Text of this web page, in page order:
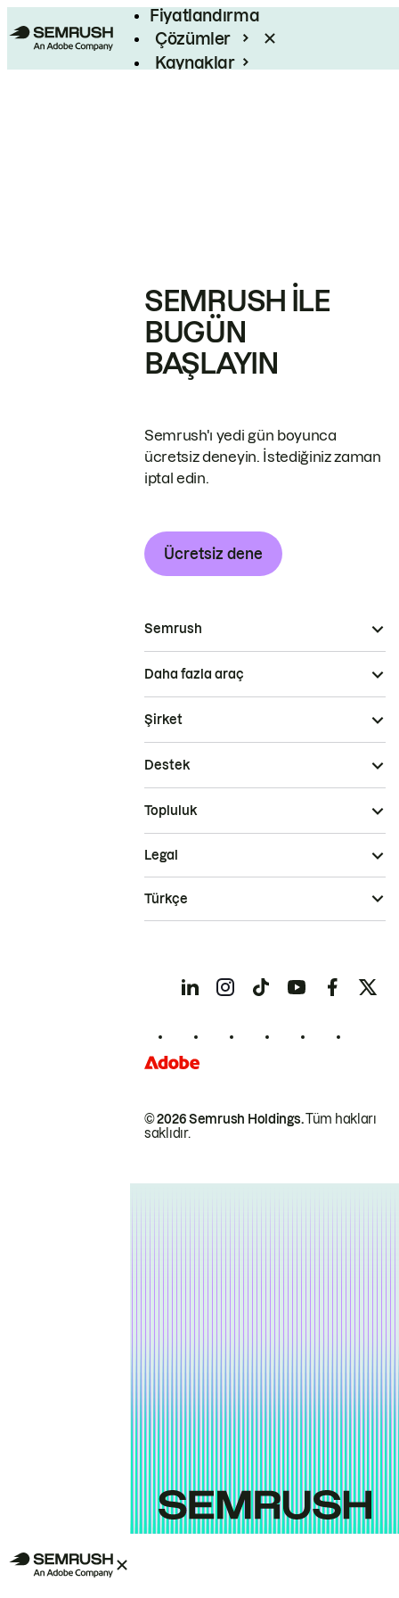
Fiyatlandırma
Çözümler
Kaynaklar
SEMRUSH ILE
BUGÜN
BAŞLAYIN
Semrush'ı yedi gün boyunca
ücretsiz deneyin. İstediğiniz zaman
iptal edin.
Ücretsiz dene
Semrush
Daha fazla araç
Şirket
Destek
Topluluk
© 2026 Semrush Holdings.Tüm hakları
saklıdır.
Legal
Türkçe